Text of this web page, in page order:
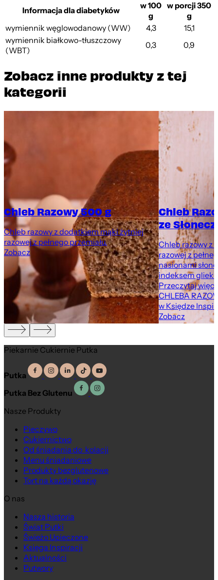
Informacja dla diabetyków
w 100
g
w porcji 350
g
wymiennik węglowodanowy (WW)
4,3
15,1
wymiennik białkowo-tłuszczowy
(WBT)
0,3 0,9
Zobacz inne produkty z tej
kategorii
Chleb Razowy 500 g
Chleb razowy z dodatkiem mąki żytniej
razowej z pełnego przemiału.
Zobacz
Chleb
ze
Chleb razowy z
razowej z
nasionami
indeksem
Przeczytaj
CHLEBA
w Księdze
Zobacz
Piekarnie Cukiernie Putka
Putka
Putka Bez Glutenu
Nasze Produkty
Pieczywo
Cukiernictwo
Od śniadania do kolacji
Menu śniadaniowe
Produkty bezglutenowe
Tort na każdą okazję
O nas
Nasza historia
Świat Putki
Świeżo Upieczone
Księga Inspiracji
Aktualności
Putwory